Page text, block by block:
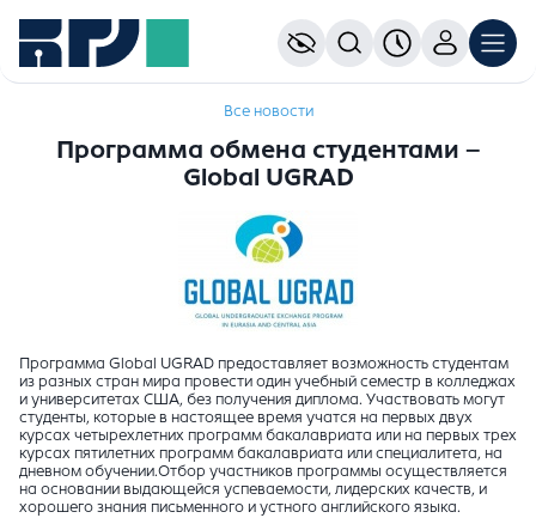
Все новости
Программа обмена студентами –
Global UGRAD
Программа Global UGRAD предоставляет возможность студентам
из разных стран мира провести один учебный семестр в колледжах
и университетах США, без получения диплома. Участвовать могут
студенты, которые в настоящее время учатся на первых двух
курсах четырехлетних программ бакалавриата или на первых трех
курсах пятилетних программ бакалавриата или специалитета, на
дневном обучении.Отбор участников программы осуществляется
на основании выдающейся успеваемости, лидерских качеств, и
хорошего знания письменного и устного английского языка.